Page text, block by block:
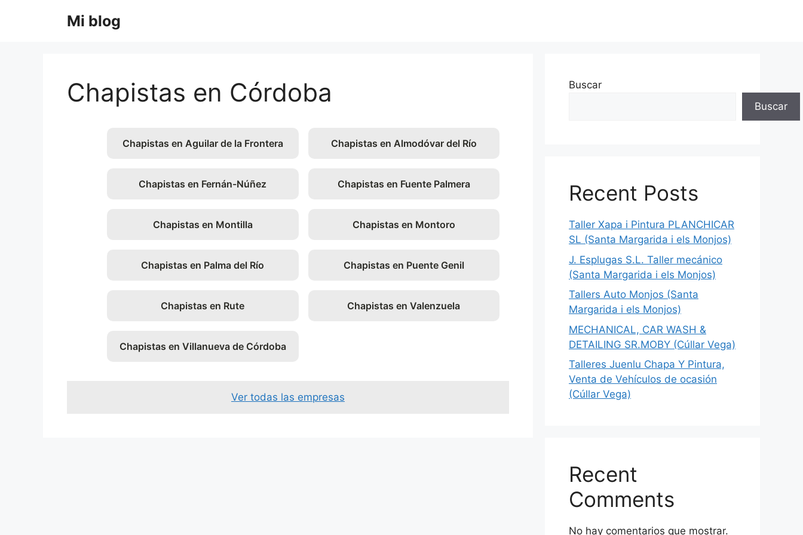
Mi blog
Chapistas en Córdoba
Chapistas en Aguilar de la Frontera Chapistas en Almodóvar del Río
Chapistas en Fernán-Núñez Chapistas en Fuente Palmera
Chapistas en Montilla Chapistas en Montoro
Chapistas en Palma del Río Chapistas en Puente Genil
Chapistas en Rute Chapistas en Valenzuela
Chapistas en Villanueva de Córdoba
Ver todas las empresas
Buscar
Buscar
Recent Posts
Taller Xapa i Pintura PLANCHICAR
SL (Santa Margarida i els Monjos)
J. Esplugas S.L. Taller mecánico
(Santa Margarida i els Monjos)
Tallers Auto Monjos (Santa
Margarida i els Monjos)
MECHANICAL, CAR WASH &
DETAILING SR.MOBY (Cúllar Vega)
Talleres Juenlu Chapa Y Pintura,
Venta de Vehículos de ocasión
(Cúllar Vega)
Recent
Comments
No hay comentarios que mostrar.